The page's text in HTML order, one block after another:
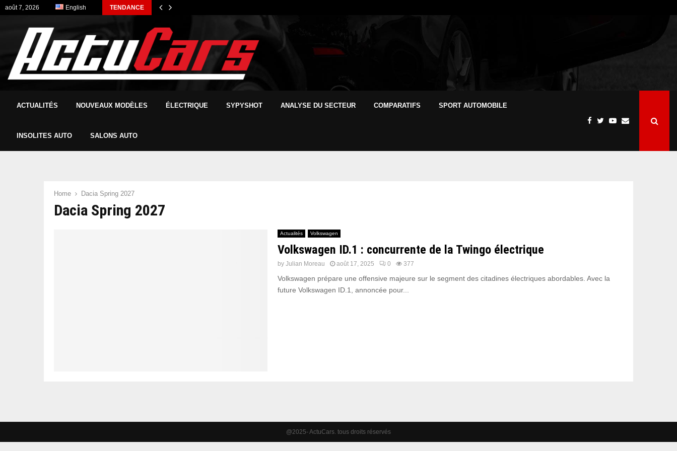
août 7, 2026 English TENDANCE
ACTUALITÉS NOUVEAUX MODÈLES ÉLECTRIQUE SYPYSHOT ANALYSE DU SECTEUR COMPARATIFS SPORT AUTOMOBILE
INSOLITES AUTO SALONS AUTO
Home Dacia Spring 2027
Dacia Spring 2027
Actualités Volkswagen
Volkswagen ID.1 : concurrente de la Twingo électrique
by Julian Moreau août 17, 2025 0 377
Volkswagen prépare une offensive majeure sur le segment des citadines électriques abordables. Avec la
future Volkswagen ID.1, annoncée pour...
@2025- ActuCars. tous droits réservés